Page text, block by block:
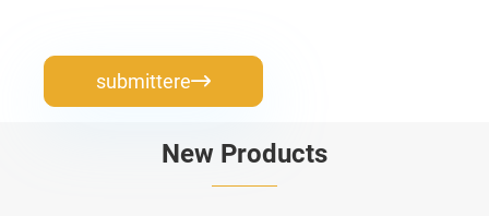
submittere
New Products